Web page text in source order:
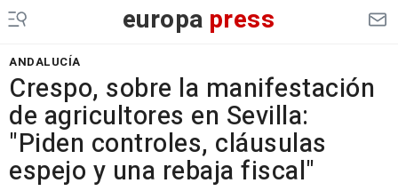
europa press
ANDALUCÍA
Crespo, sobre la manifestación
de agricultores en Sevilla:
"Piden controles, cláusulas
espejo y una rebaja fiscal"